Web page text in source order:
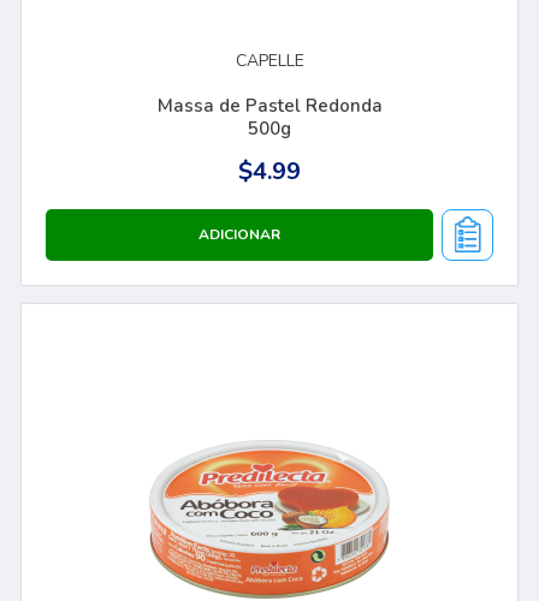
CAPELLE
Massa de Pastel Redonda
500g
$4.99